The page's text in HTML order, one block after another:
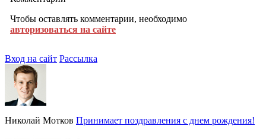
Чтобы оставлять комментарии, необходимо
авторизоваться на сайте
Вход на сайт Рассылка
Николай Мотков Принимает поздравления с днем рождения!